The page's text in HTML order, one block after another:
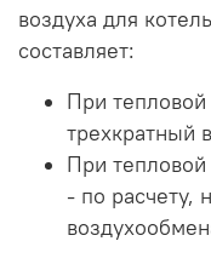
воздуха для
составляет:
При
трехкратный
При
- по расчету,